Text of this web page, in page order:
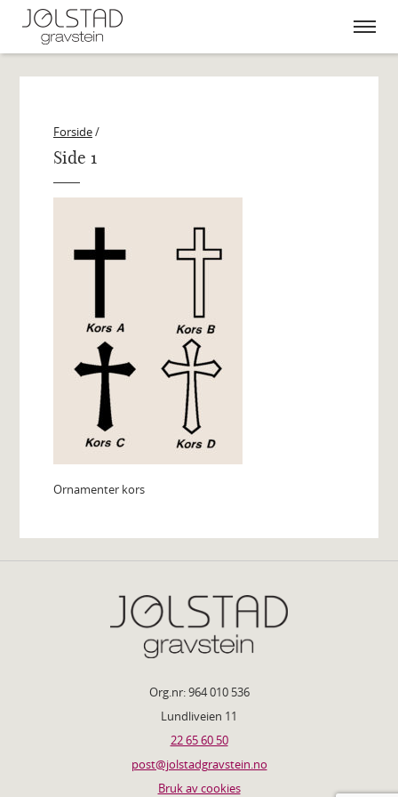
content
Forside/
Side 1
Ornamenter kors
Org.nr: 964 010 536
Lundliveien 11
22 65 60 50
post@jolstadgravstein.no
Bruk av cookies